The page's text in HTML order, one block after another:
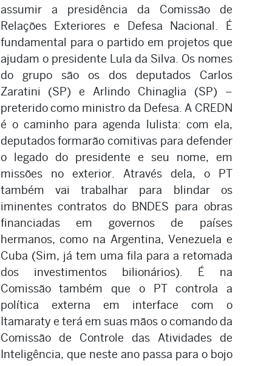
assumir a presidência da Comissão de
Relações Exteriores e Defesa Nacional. É
fundamental para o partido em projetos que
ajudam o presidente Lula da Silva. Os nomes
do grupo são os dos deputados Carlos
Zaratini (SP) e Arlindo Chinaglia (SP) –
preterido como ministro da Defesa. A CREDN
é o caminho para agenda lulista: com ela,
deputados formarão comitivas para defender
o legado do presidente e seu nome, em
missões no exterior. Através dela, o PT
também vai trabalhar para blindar os
iminentes contratos do BNDES para obras
financiadas em governos de países
hermanos, como na Argentina, Venezuela e
Cuba (Sim, já tem uma fila para a retomada
dos investimentos bilionários). É na
Comissão também que o PT controla a
política externa em interface com o
Itamaraty e terá em suas mãos o comando da
Comissão de Controle das Atividades de
Inteligência, que neste ano passa para o bojo